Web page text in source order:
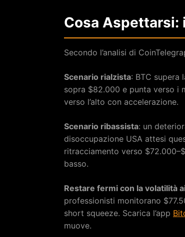
Cosa Aspettarsi:
Secondo l’analisi di
Scenario rialzista: BTC supera
sopra $82.000 e punta verso i
verso l’alto con accelerazione.
Scenario ribassista: un
disoccupazione USA attesi
ritracciamento verso
basso.
Restare fermi con la volatilità
professionisti monitorano
short squeeze. Scarica l’app
muove.